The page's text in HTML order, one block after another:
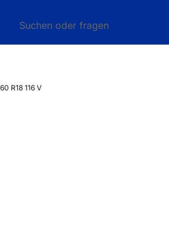
Suchen oder fragen
R18 116 V